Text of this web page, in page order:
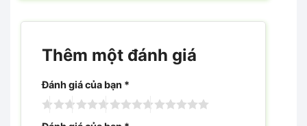
Thêm một đánh giá
Đánh giá của bạn *